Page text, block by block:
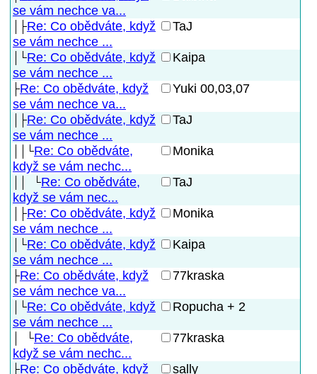
se vám nechce va...
Re: Co obědváte, když
se vám nechce ...
TaJ
Re: Co obědváte, když
se vám nechce ...
Kaipa
Re: Co obědváte, když
se vám nechce va...
Yuki 00,03,07
Re: Co obědváte, když
se vám nechce ...
TaJ
Re: Co obědváte,
když se vám nechc...
Monika
Re: Co obědváte,
když se vám nec...
TaJ
Re: Co obědváte, když
se vám nechce ...
Monika
Re: Co obědváte, když
se vám nechce ...
Kaipa
Re: Co obědváte, když
se vám nechce va...
77kraska
Re: Co obědváte, když
se vám nechce ...
Ropucha + 2
Re: Co obědváte,
když se vám nechc...
77kraska
Re: Co obědváte, když sally